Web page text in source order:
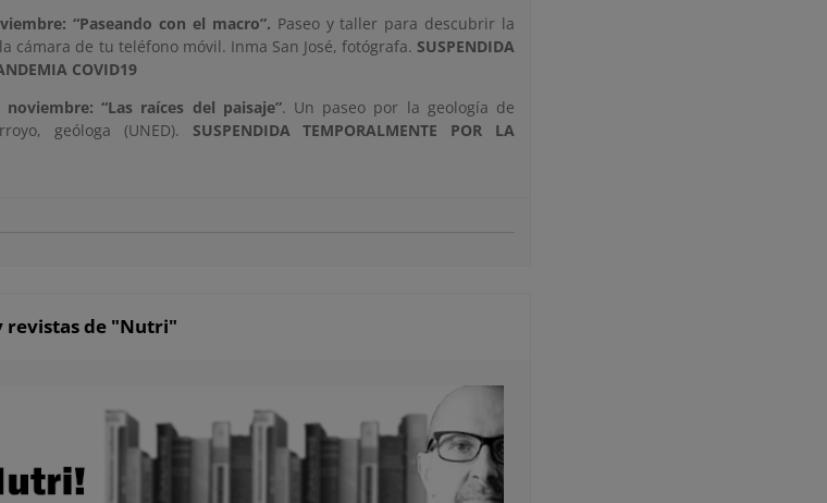
“Paseando con el macro”. Paseo y taller para descubrir la
cámara de tu teléfono móvil. Inma San José, fotógrafa. SUSPENDIDA
COVID19
“Las raíces del paisaje”. Un paseo por la geología de
geóloga (UNED). SUSPENDIDA TEMPORALMENTE POR LA
revistas de "Nutri"